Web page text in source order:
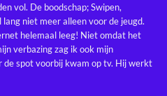
vol. De boodschap; Swipen,
niet meer alleen voor de jeugd.
helemaal leeg! Niet omdat het
verbazing zag ik ook mijn
de spot voorbij kwam op tv. Hij werkt